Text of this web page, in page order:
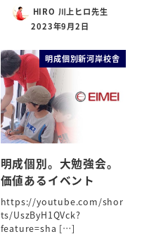
HIRO 川上ヒロ先生
2023年9月2日
明成個別新河岸校舎
明成個別。大勉強会。
価値あるイベント
https://youtube.com/shor
ts/UszByH1QVck?
feature=sha […]